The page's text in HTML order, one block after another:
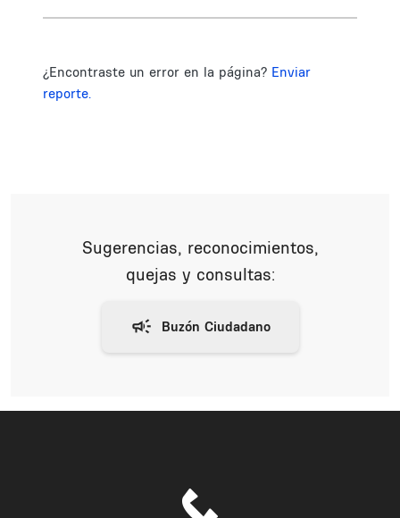
¿Encontraste un error en la página? Enviar
reporte.
Sugerencias, reconocimientos,
quejas y consultas: